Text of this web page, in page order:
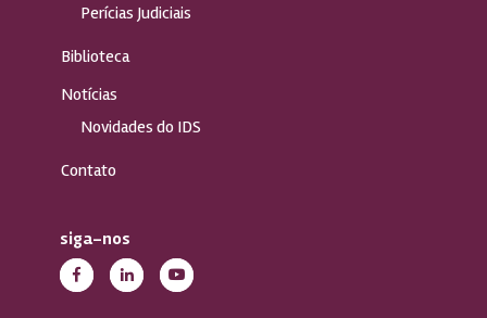
Perícias Judiciais
Biblioteca
Notícias
Novidades do IDS
Contato
siga-nos